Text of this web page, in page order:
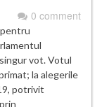
0 comment
vot. Votul
la alegerile
potrivit